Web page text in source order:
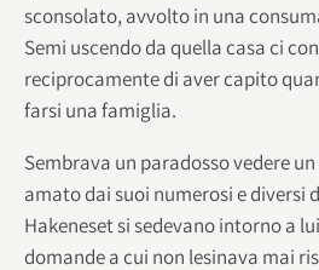
sconsolato, avvolto in una
Semi uscendo da quella casa ci
reciprocamente di aver capito
farsi una famiglia.
Sembrava un paradosso vedere
amato dai suoi numerosi e diversi
Hakeneset si sedevano intorno a
domande a cui non lesinava mai